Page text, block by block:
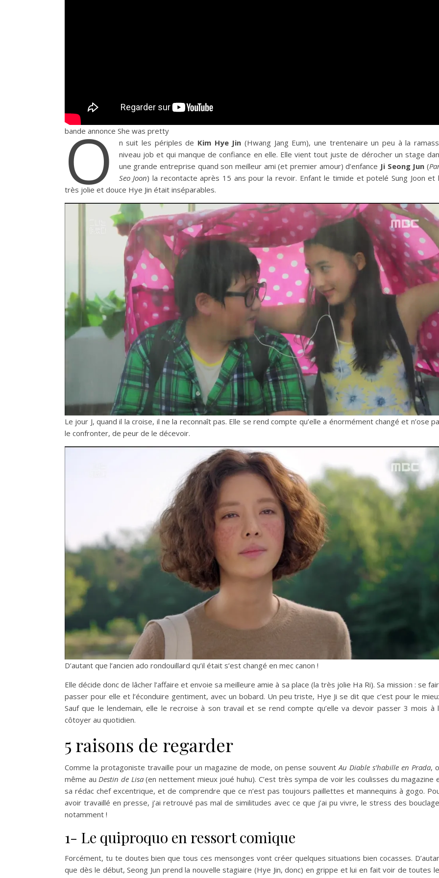
bande annonce She was pretty
O n suit les périples de Kim Hye Jin (Hwang Jang Eum), une trentenaire un peu à la
niveau job et qui manque de confiance en elle. Elle vient tout juste de dérocher un stage
une grande entreprise quand son meilleur ami (et premier amour) d’enfance Ji Seong Jun (
Seo Joon) la recontacte après 15 ans pour la revoir. Enfant le timide et potelé Sung Joon et
très jolie et douce Hye Jin était inséparables.
Le jour J, quand il la croise, il ne la reconnaît pas. Elle se rend compte qu’elle a énormément changé et n’ose
le confronter, de peur de le décevoir.
D’autant que l’ancien ado rondouillard qu’il était s’est changé en mec canon !
Elle décide donc de lâcher l’affaire et envoie sa meilleure amie à sa place (la très jolie Ha Ri). Sa mission : se
passer pour elle et l’éconduire gentiment, avec un bobard. Un peu triste, Hye Ji se dit que c’est pour le
Sauf que le lendemain, elle le recroise à son travail et se rend compte qu’elle va devoir passer 3 mois à
côtoyer au quotidien.
5 raisons de regarder
Comme la protagoniste travaille pour un magazine de mode, on pense souventAu Diable s’habille en Prada,
même au Destin de Lisa(en nettement mieux joué huhu). C’est très sympa de voir les coulisses du magazine
sa rédac chef excentrique, et de comprendre que ce n’est pas toujours paillettes et mannequins à gogo.
avoir travaillé en presse, j’ai retrouvé pas mal de similitudes avec ce que j’ai pu vivre, le stress des
notamment !
1- Le quiproquo en ressort comique
Forcément, tu te doutes bien que tous ces mensonges vont créer quelques situations bien cocasses.
que dès le début, Seong Jun prend la nouvelle stagiaire (Hye Jin, donc) en grippe et lui en fait voir de toutes